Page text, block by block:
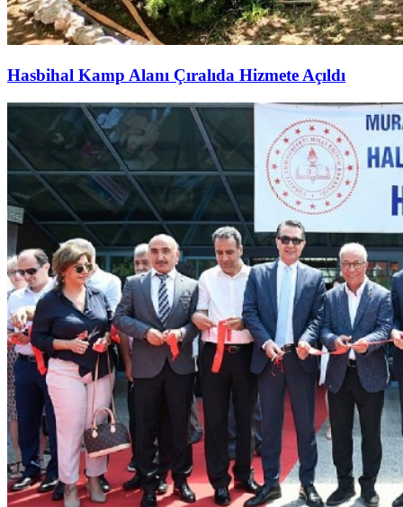
Hasbihal Kamp Alanı Çıralıda Hizmete Açıldı